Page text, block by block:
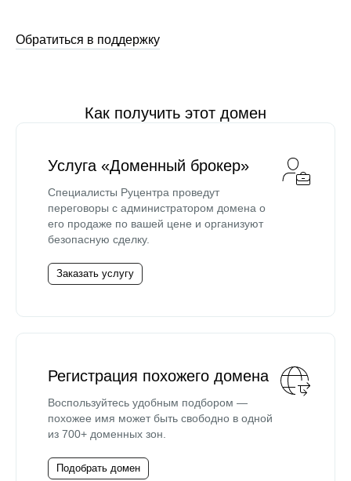
Обратиться в поддержку
Как получить этот домен
Услуга «Доменный брокер»
Специалисты Руцентра проведут
переговоры с администратором домена о
его продаже по вашей цене и организуют
безопасную сделку.
Заказать услугу
Регистрация похожего домена
Воспользуйтесь удобным подбором —
похожее имя может быть свободно в одной
из 700+ доменных зон.
Подобрать домен